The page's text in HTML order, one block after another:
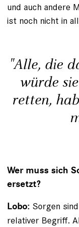
und auch andere
ist noch nicht in
"Alle, die
würde
retten,
Wer muss sich
ersetzt?
Lobo: Sorgen
relativer Begriff.